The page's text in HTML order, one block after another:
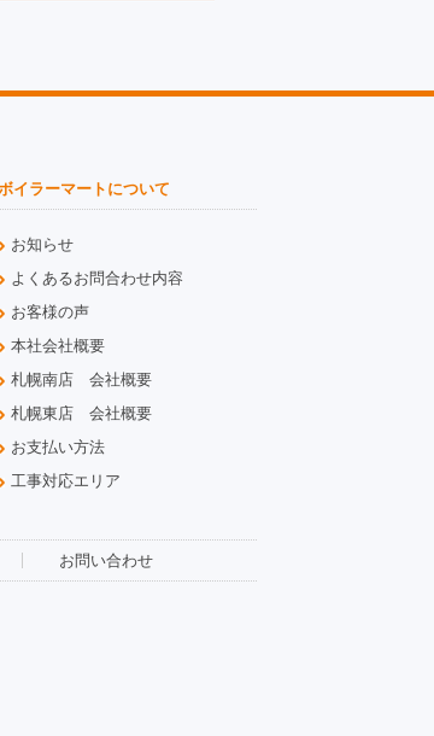
イラーマートについて
お知らせ
よくあるお問合わせ内容
お客様の声
本社会社概要
札幌南店 会社概要
札幌東店 会社概要
お支払い方法
工事対応エリア
お問い合わせ